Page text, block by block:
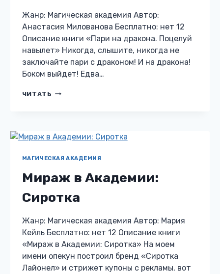
Жанр: Магическая академия Автор:
Анастасия Милованова Бесплатно: нет 12
Описание книги «Пари на дракона. Поцелуй
навылет» Никогда, слышите, никогда не
заключайте пари с драконом! И на дракона!
Боком выйдет! Едва…
ЧИТАТЬ ПАРИ
МАГИЧЕСКАЯ АКАДЕМИЯ
Мираж в Академии:
Сиротка
Жанр: Магическая академия Автор: Мария
Кейль Бесплатно: нет 12 Описание книги
«Мираж в Академии: Сиротка» На моем
имени опекун построил бренд «Сиротка
Лайонел» и стрижет купоны с рекламы, вот